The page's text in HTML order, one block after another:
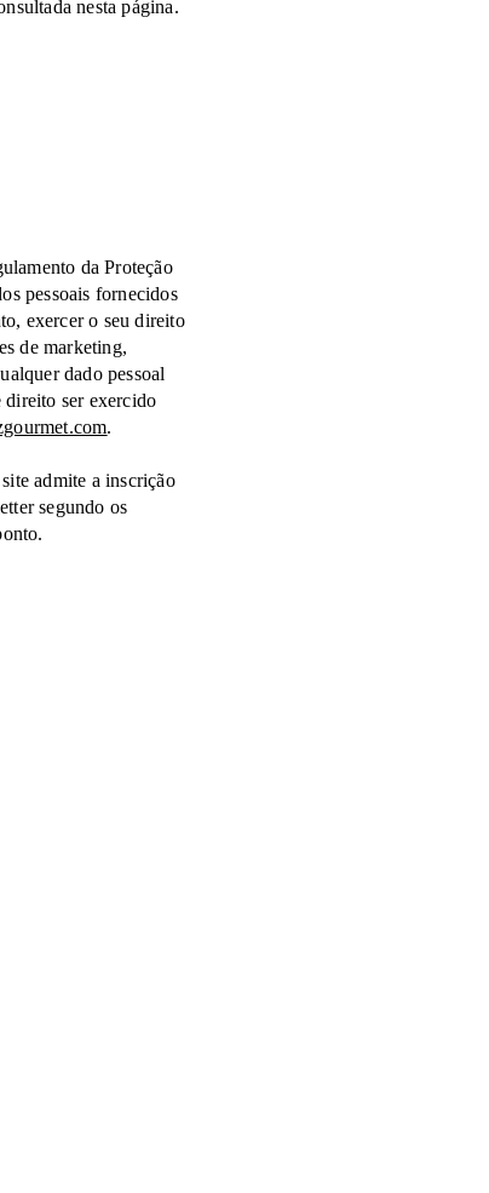
nesta página.
da Proteção
pessoais fornecidos
exercer o seu direito
de marketing,
dado pessoal
ser exercido
.
admite a inscrição
segundo os